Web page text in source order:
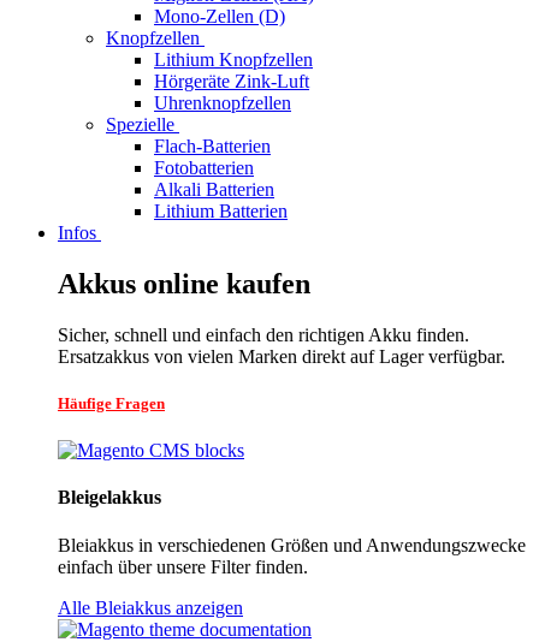
Mono-Zellen (D)
Knopfzellen
Lithium Knopfzellen
Hörgeräte Zink-Luft
Uhrenknopfzellen
Spezielle
Flach-Batterien
Fotobatterien
Alkali Batterien
Lithium Batterien
Infos
Akkus online kaufen
Sicher, schnell und einfach den richtigen Akku finden.
Ersatzakkus von vielen Marken direkt auf Lager verfügbar.
Häufige Fragen
Bleigelakkus
Bleiakkus in verschiedenen Größen und Anwendungszwecke
einfach über unsere Filter finden.
Alle Bleiakkus anzeigen